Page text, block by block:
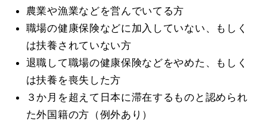
農業や漁業などを営んでいてる方
職場の健康保険などに加入していない、もしく
は扶養されていない方
退職して職場の健康保険などをやめた、もしく
は扶養を喪失した方
３か月を超えて日本に滞在するものと認められ
た外国籍の方（例外あり）